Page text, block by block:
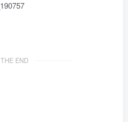
THE END